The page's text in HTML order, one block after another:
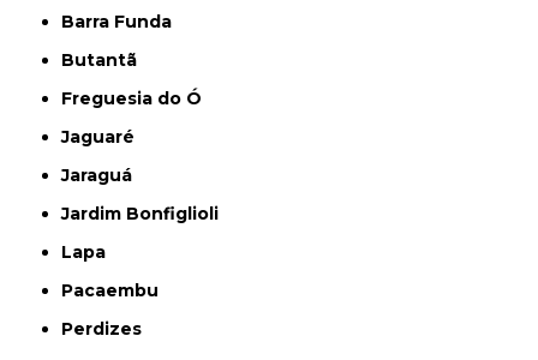
Barra Funda
Butantã
Freguesia do Ó
Jaguaré
Jaraguá
Jardim Bonfiglioli
Lapa
Pacaembu
Perdizes